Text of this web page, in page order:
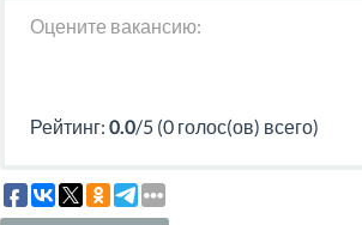
Оцените вакансию:
Рейтинг: 0.0/5 (0 голос(ов) всего)